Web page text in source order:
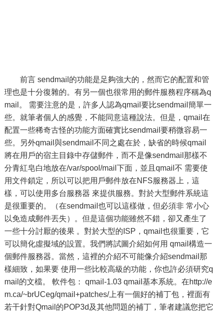
前言 sendmail的功能是足夠強大的，然而它的配置和管
理也是十分復雜的。有另一個也很常用的郵件服務程序稱為q
mail。 需要注意的是，許多人認為qmail要比sendmail簡單一
些。就筆者個人的感覺，不能同意這種說法。但是，qmail在
配置一些稀奇古怪的功能方面確實比sendmail要稍微容易一
些。另外qmail與sendmail不同之處在於，缺省的時候qmail
將在用戶的宿主目錄中存儲郵件，而不是像sendmail那樣不
分青紅皂白地放在/var/spool/mail下面，並且qmail不 需要使
用文件鎖定，所以可以把用戶郵件放在NFS服務器上，這
樣，可以使用多台服務器 來提供服務。對於大型郵件系統這
是很重要的。（在sendmail也可以這樣做，但必須非 常小心
以免造成郵件丟失）。但是這個功能雖然不錯，卻又產生了
一些十分討厭的後果 。對於大型的ISP，qmail也很重要，它
可以簡化虛擬域的設置。我們將試圖介紹如何用 qmail構造一
個郵件服務器。當然，這裡的介紹不可能像介紹sendmail那
樣細致，如果要 使用一些比較高級的功能，你也許必須研究q
mail的文檔。 軟件包： qmail-1.03 qmail基本系統。在http://e
m.ca/~brUCeg/qmail+patches/上有一個好的補丁包，裡面有
若干針對Qmail的POP3d及其他問題的補丁，筆者建議您把它